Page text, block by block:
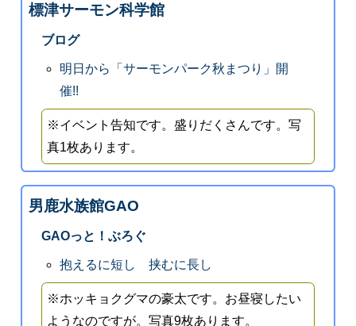
標津サーモン科学館
ブログ
明日から「サーモンパーク秋まつり」開
催!!
※イベント告知です。盛りだくさんです。写
真1枚あります。
男鹿水族館GAO
GAOっと！ぶろぐ
抱えるに短し 挟むに長し
※ホッキョクグマの豪太です。お昼寝したい
ようなのですが。写真9枚あります。